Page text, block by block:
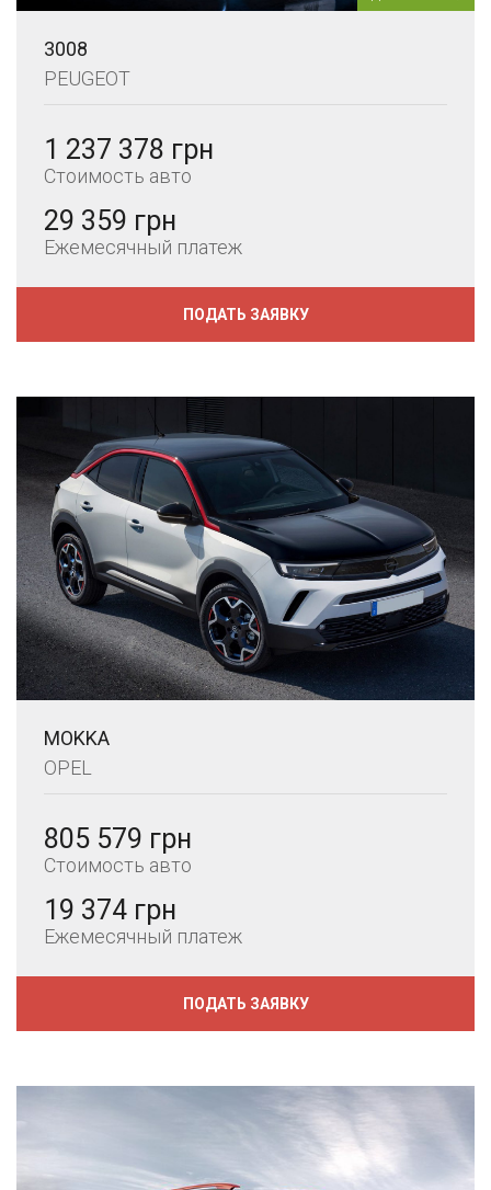
3008
PEUGEOT
1 237 378 грн
Стоимость авто
29 359 грн
Ежемесячный платеж
ПОДАТЬ ЗАЯВКУ
MOKKA
OPEL
805 579 грн
Стоимость авто
19 374 грн
Ежемесячный платеж
ПОДАТЬ ЗАЯВКУ